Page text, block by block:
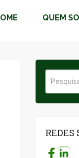
QUEM
REDES